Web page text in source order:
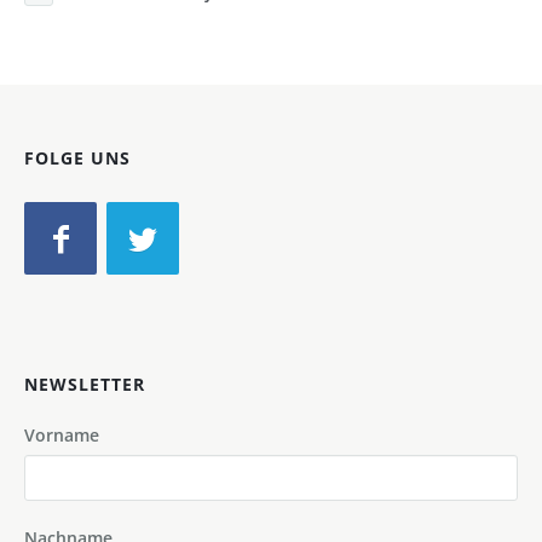
FOLGE UNS
NEWSLETTER
Vorname